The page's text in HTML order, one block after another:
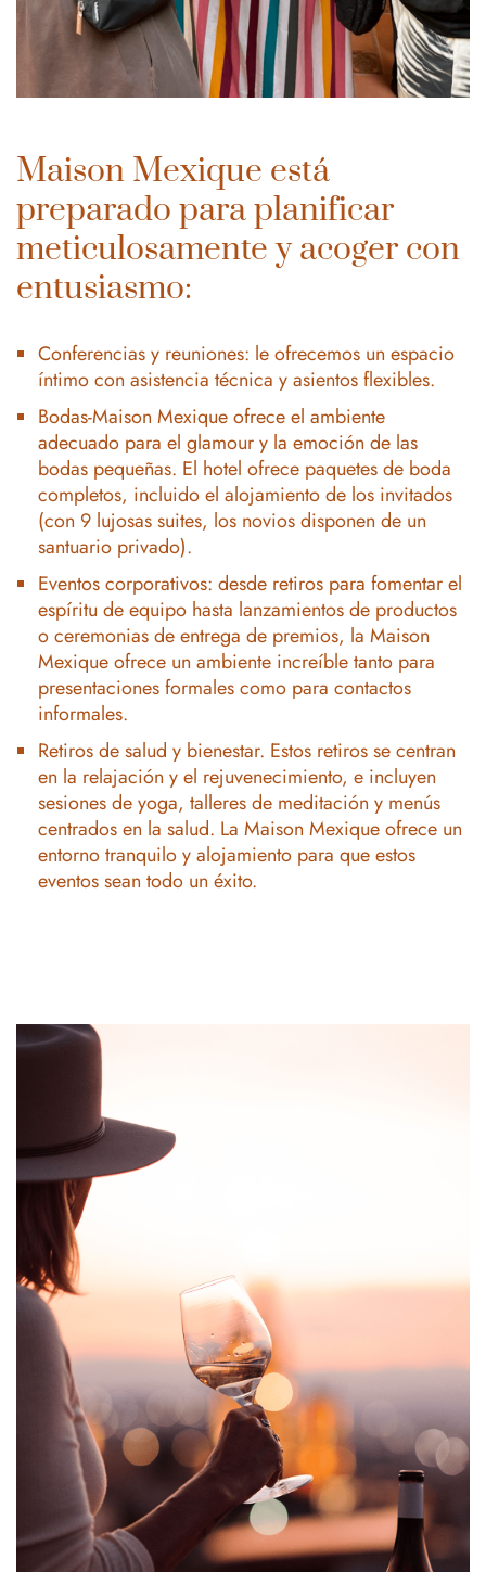
Maison Mexique está
preparado para planificar
meticulosamente y acoger con
entusiasmo:
Conferencias y reuniones: le ofrecemos un espacio
íntimo con asistencia técnica y asientos flexibles.
Bodas-Maison Mexique ofrece el ambiente
adecuado para el glamour y la emoción de las
bodas pequeñas. El hotel ofrece paquetes de boda
completos, incluido el alojamiento de los invitados
(con 9 lujosas suites, los novios disponen de un
santuario privado).
Eventos corporativos: desde retiros para fomentar el
espíritu de equipo hasta lanzamientos de productos
o ceremonias de entrega de premios, la Maison
Mexique ofrece un ambiente increíble tanto para
presentaciones formales como para contactos
informales.
Retiros de salud y bienestar. Estos retiros se centran
en la relajación y el rejuvenecimiento, e incluyen
sesiones de yoga, talleres de meditación y menús
centrados en la salud. La Maison Mexique ofrece un
entorno tranquilo y alojamiento para que estos
eventos sean todo un éxito.